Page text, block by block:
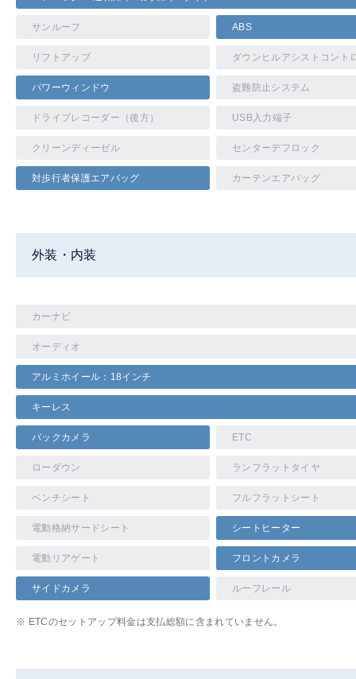
サンルーフ ABS
リフトアップ ダウンヒルアシストコント
パワーウィンドウ 盗難防止システム
ドライブレコーダー（後方） USB入力端子
クリーンディーゼル センターデフロック
対歩行者保護エアバッグ カーテンエアバッグ
外装・内装
カーナビ
オーディオ
アルミホイール：18インチ
キーレス
バックカメラ ETC
ローダウン ランフラットタイヤ
ベンチシート フルフラットシート
電動格納サードシート シートヒーター
電動リアゲート フロントカメラ
サイドカメラ ルーフレール
※ ETCのセットアップ料金は支払総額に含まれていません。